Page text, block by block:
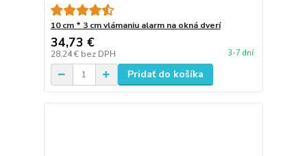
10 cm * 3 cm vlámaniu alarm na okná dverí
34,73 €
28,24 € bez DPH 3-7 dní
Pridať do košíka